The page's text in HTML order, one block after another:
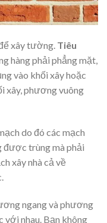
xây tường. Tiêu
hàng phải phẳng mặt,
vào khối xây hoặc
xây, phương vuông
do đó các mạch
được trùng mà phải
xây nhà cả về
ngang và phương
với nhau. Bạn không